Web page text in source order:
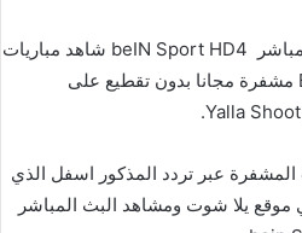
مشاهدة قناة بين سبورت 4 بث مباشر beIN Sport HD4 شاهد مباريات
اليوم على قناة BN Sport 4 HD مشفرة مجانا بدون تقطيع على
يمكنك متابعة قناة بين سبورت 4 المشفرة عبر تردد المذكور اسفل الذي
يلا شوت ومشاهد البث المباشر